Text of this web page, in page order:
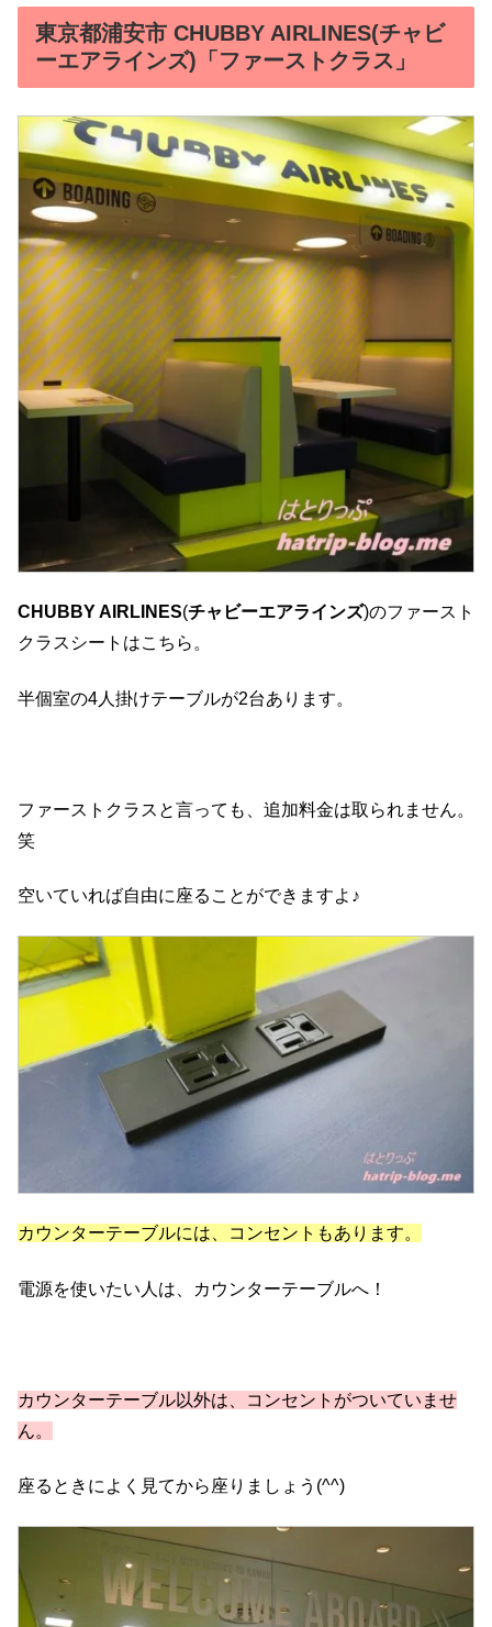
東京都浦安市 CHUBBY AIRLINES(チャビ
ーエアラインズ)「ファーストクラス」
CHUBBY AIRLINES(チャビーエアラインズ)のファースト
クラスシートはこちら。
半個室の4人掛けテーブルが2台あります。
ファーストクラスと言っても、追加料金は取られません。
笑
空いていれば自由に座ることができますよ♪
カウンターテーブルには、コンセントもあります。
電源を使いたい人は、カウンターテーブルへ！
カウンターテーブル以外は、コンセントがついていませ
ん。
座るときによく見てから座りましょう(^^)